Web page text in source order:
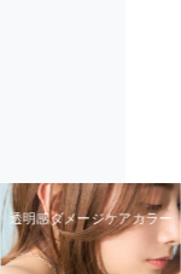
透明感ダメージケアカラー